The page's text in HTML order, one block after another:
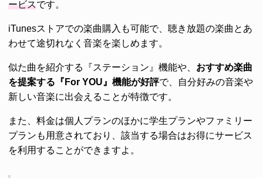
ービスです。
iTunesストアでの楽曲購入も可能で、聴き放題の楽曲とあ
わせて途切れなく音楽を楽しめます。
似た曲を紹介する『ステーション』機能や、 おすすめ楽曲
を提案する『For YOU』機能が好評で、自分好みの音楽や
新しい音楽に出会えることが特徴です。
また、料金は個人プランのほかに学生プランやファミリー
プランも用意されており、該当する場合はお得にサービス
を利用することができますよ。